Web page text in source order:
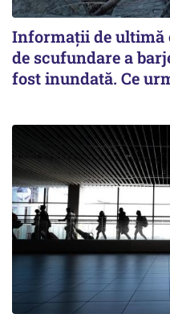
Informații de ultimă
de scufundare a
fost inundată. Ce